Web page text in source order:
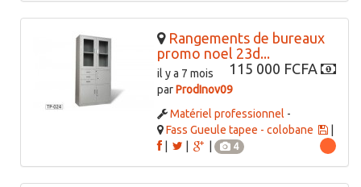
Rangements de bureaux
promo noel 23d...
115 000 FCFA
il y a 7 mois
parProdInov09
Matériel professionnel -
Fass Gueule tapee - colobane
4